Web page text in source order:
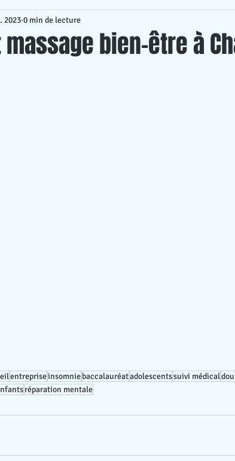
Bien-être au travail
bien-être à
2023 0 min de lecture
entrepriseinsomniebaccalauréatadolescentssuivi médical
réparation mentale